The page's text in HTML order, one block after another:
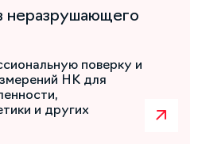
неразрушающего
поверку и
НК для
и других